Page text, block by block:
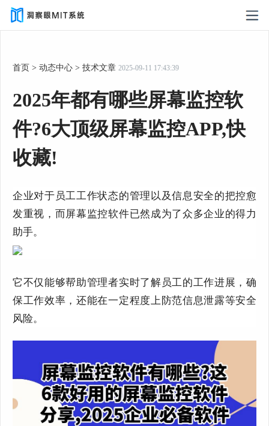
首页 > 动态中心 > 技术文章 2025-09-11 17:43:39
2025年都有哪些屏幕监控软
件?6大顶级屏幕监控APP,快
收藏!
企业对于员工工作状态的管理以及信息安全的把控愈
发重视，而屏幕监控软件已然成为了众多企业的得力
助手。
它不仅能够帮助管理者实时了解员工的工作进展，确
保工作效率，还能在一定程度上防范信息泄露等安全
风险。